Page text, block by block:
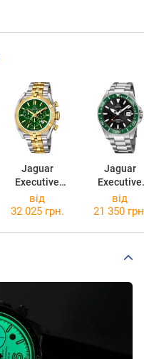
Jaguar
Executive
J855/B
Jaguar
Executive
J860/H
від
32 025 грн.
від
21 350